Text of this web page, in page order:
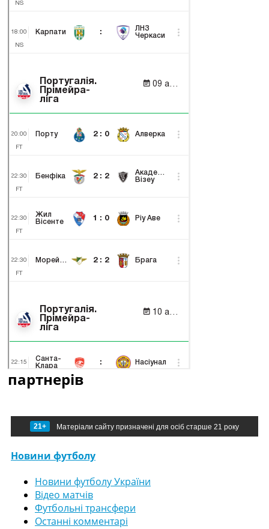
партнерів
21+ Матеріали сайту призначені для осіб старше 21 року
Новини футболу
Новини футболу України
Відео матчів
Футбольні трансфери
Останні комментарі